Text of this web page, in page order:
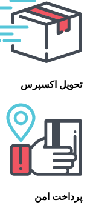
تحویل اکسپرس
پرداخت امن